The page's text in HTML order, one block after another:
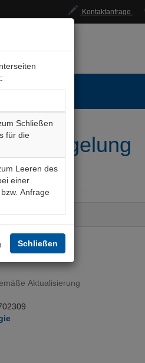
Kontaktanfrage
Schließen
für die
Leeren des
einer
Anfrage
Schließen
Aktualisierung